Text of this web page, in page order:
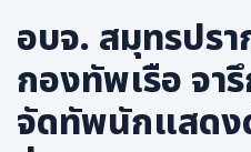
การเกษตร
พลังงาน, สิ่งแวดล้อม
ยานยนต์
อบจ. สมุทรปรา
กองทัพเรือ จ
จัดทัพนักแสดง